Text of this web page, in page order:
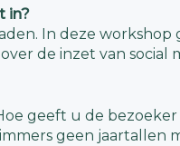
in?
In deze workshop
de inzet van social
geeft u de
geen jaartallen